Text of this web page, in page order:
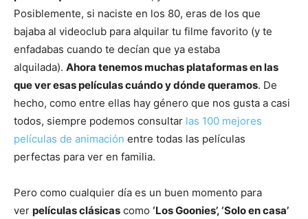
Posiblemente, si naciste en los 80, eras de los que
bajaba al videoclub para alquilar tu filme favorito (y te
enfadabas cuando te decían que ya estaba
alquilada). Ahora tenemos muchas plataformas en las
que ver esas películas cuándo y dónde queramos. De
hecho, como entre ellas hay género que nos gusta a casi
todos, siempre podemos consultar las 100 mejores
películas de animación entre todas las películas
perfectas para ver en familia.
Pero como cualquier día es un buen momento para
ver películas clásicas como ‘Los Goonies’, ‘Solo en casa’